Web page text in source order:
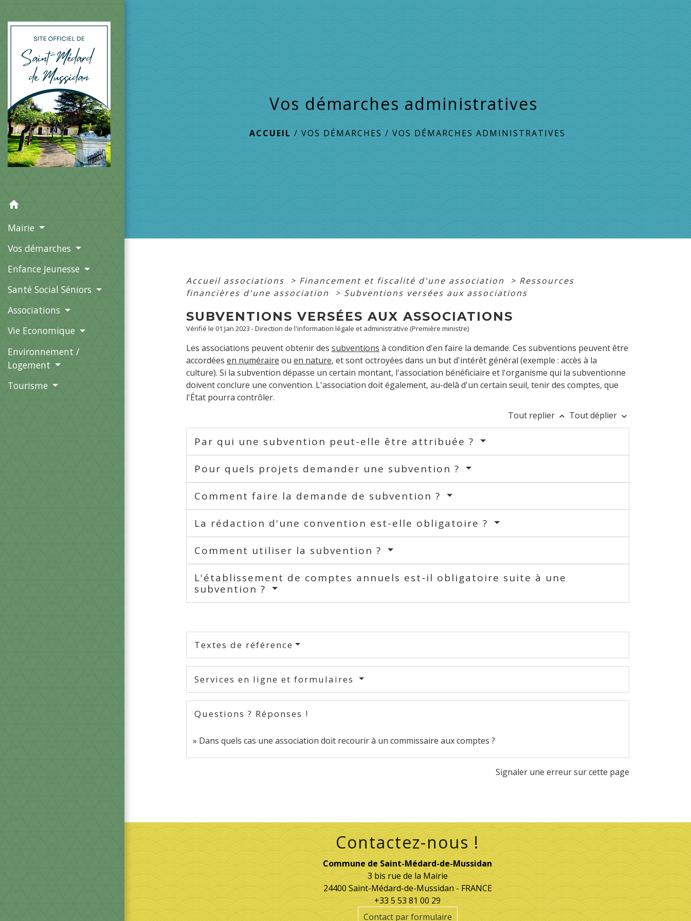
home
Mairie
Vos démarches
Enfance Jeunesse
Santé Social Séniors
Associations
Vie Economique
Environnement /
Logement
Tourisme
Vos démarches administratives
ACCUEIL /VOS DÉMARCHES /VOS DÉMARCHES ADMINISTRATIVES
Accueil associations > Financement et fiscalité d'une association > Ressources
financières d'une association
> Subventions versées aux associations
SUBVENTIONS VERSÉES AUX ASSOCIATIONS
Vérifié le 01 Jan 2023 - Direction de l'information légale et administrative (Première ministre)
Les associations peuvent obtenir des subventions à condition d'en faire la demande. Ces subventions peuvent être
accordées en numéraire ou en nature, et sont octroyées dans un but d'intérêt général (exemple : accès à la
culture). Si la subvention dépasse un certain montant, l'association bénéficiaire et l'organisme qui la subventionne
doivent conclure une convention. L'association doit également, au-delà d'un certain seuil, tenir des comptes, que
l'État pourra contrôler.
Tout replier keyboard_arrow_up Tout déplier keyboard_arrow_down
Par qui une subvention peut-elle être attribuée ?
Pour quels projets demander une subvention ?
Comment faire la demande de subvention ?
La rédaction d'une convention est-elle obligatoire ?
Comment utiliser la subvention ?
L'établissement de comptes annuels est-il obligatoire suite à une
subvention ?
Textes de référence
Services en ligne et formulaires
Questions ? Réponses !
Dans quels cas une association doit recourir à un commissaire aux comptes ?
Signaler une erreur sur cette page
Contactez-nous !
Commune de Saint-Médard-de-Mussidan
3 bis rue de la Mairie
24400 Saint-Médard-de-Mussidan - FRANCE
+33 5 53 81 00 29
Contact par formulaire